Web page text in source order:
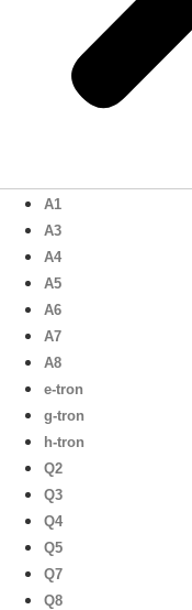
A1
A3
A4
A5
A6
A7
A8
e-tron
g-tron
h-tron
Q2
Q3
Q4
Q5
Q7
Q8